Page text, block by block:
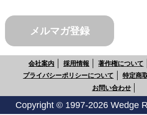
メルマガ登録
会社案内 採用情報 著作権について
プライバシーポリシーについて
特定商
お問い合わせ
Copyright © 1997-2026 Wedge